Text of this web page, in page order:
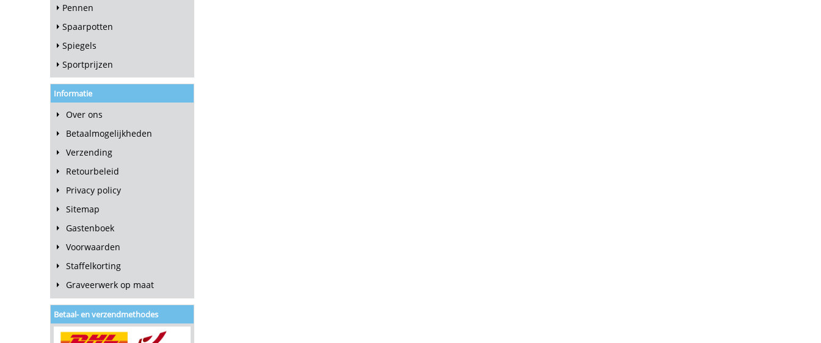
Pennen
Spaarpotten
Spiegels
Sportprijzen
Informatie
Over ons
Betaalmogelijkheden
Verzending
Retourbeleid
Privacy policy
Sitemap
Gastenboek
Voorwaarden
Staffelkorting
Graveerwerk op maat
Betaal- en verzendmethodes